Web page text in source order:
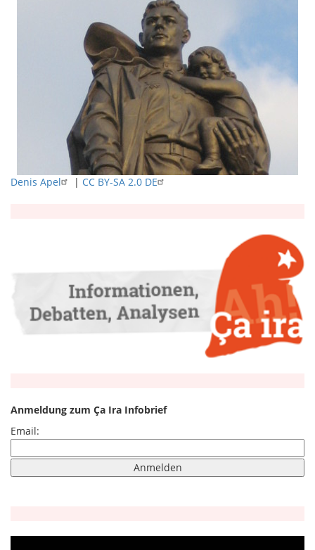
Denis Apel | CC BY-SA 2.0 DE
Anmeldung zum Ça Ira Infobrief
Email: